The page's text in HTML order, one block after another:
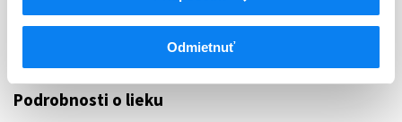
Odmietnuť
L03AA
Faktory stimulujúce kolónie
Podrobnosti o lieku